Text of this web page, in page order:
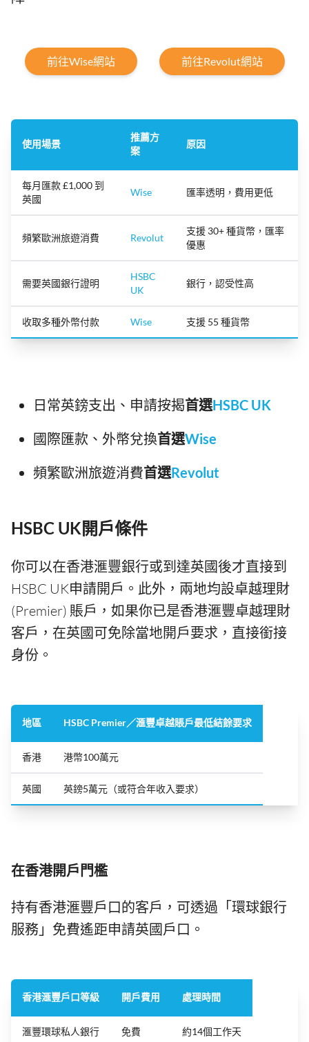
前往Wise網站 前往Revolut網站
使用場景
推薦方
案
原因
每月匯款 £1,000 到
英國
Wise 匯率透明，費用更低
頻繁歐洲旅遊消費 Revolut
支援 30+ 種貨幣，匯率
優惠
需要英國銀行證明
HSBC
UK
銀行，認受性高
收取多種外幣付款 Wise 支援 55 種貨幣
日常英鎊支出、申請按揭首選HSBC UK
國際匯款、外幣兌換首選Wise
頻繁歐洲旅遊消費首選Revolut
HSBC UK開戶條件
你可以在香港滙豐銀行或到達英國後才直接到
HSBC UK申請開戶。此外，兩地均設卓越理財
(Premier) 賬戶，如果你已是香港滙豐卓越理財
客戶，在英國可免除當地開戶要求，直接銜接
身份。
地區 HSBC Premier／滙豐卓越賬戶最低結餘要求
香港 港幣100萬元
英國 英鎊5萬元（或符合年收入要求）
在香港開戶門檻
持有香港滙豐戶口的客戶，可透過「環球銀行
服務」免費遙距申請英國戶口。
香港滙豐戶口等級 開戶費用 處理時間
滙豐環球私人銀行 免費 約14個工作天